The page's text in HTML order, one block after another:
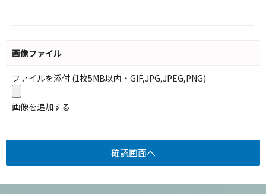
画像ファイル
ファイルを添付 (1枚5MB以内・GIF,JPG,JPEG,PNG)
画像を追加する